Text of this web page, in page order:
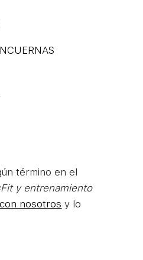
término en el
y entrenamiento
nosotros y lo